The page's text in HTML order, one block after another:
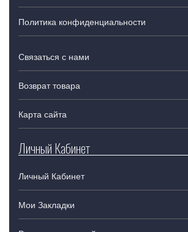
Политика конфиденциальности
Связаться с нами
Возврат товара
Карта сайта
Личный Кабинет
Личный Кабинет
Мои Закладки